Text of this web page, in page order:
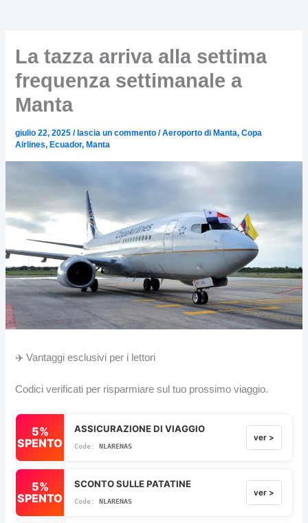
La tazza arriva alla settima
frequenza settimanale a
Manta
giulio 22, 2025/ lascia un commento /Aeroporto di Manta,Copa
Airlines, Ecuador, Manta
✈️ Vantaggi esclusivi per i lettori
Codici verificati per risparmiare sul tuo prossimo viaggio.
5%
SPENTO
ASSICURAZIONE DI VIAGGIO
NLARENAS
ver >
5%
SPENTO
SCONTO SULLE PATATINE
NLARENAS
ver >